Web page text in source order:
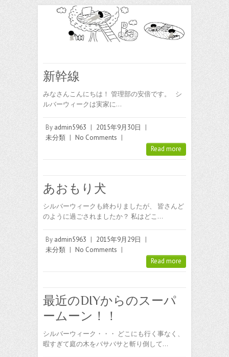
新幹線
みなさんこんにちは！ 管理部の安倍です。 シ
ルバーウィークは実家に…
By admin5963 | 2015年9月30日
|
未分類 | No Comments |
Read more
あおもり犬
シルバーウィークも終わりましたが、 皆さんど
のように過ごされましたか？ 私はどこ…
By admin5963 | 2015年9月29日
|
未分類 | No Comments |
Read more
最近のDIYからのスーパ
ームーン！！
シルバーウィーク・・・ どこにも行く事なく、
暇すぎて庭の木をバサバサと斬り倒して…